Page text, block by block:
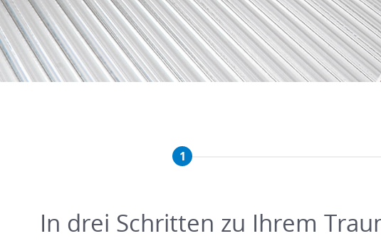
1
In drei Schritten zu Ihrem